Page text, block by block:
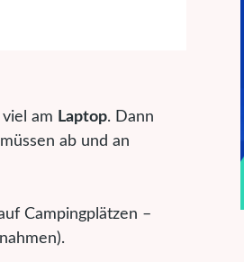
am Laptop. Dann
müssen ab und an
Campingplätzen –